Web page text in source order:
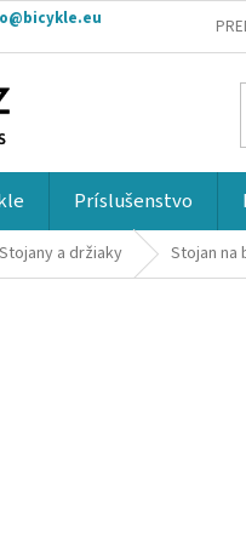
Príslušenstvo
Stojany a držiaky Stojan na